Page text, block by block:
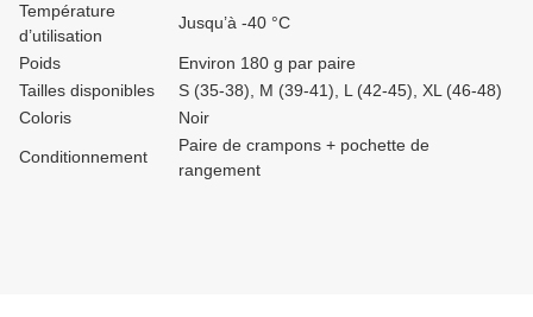
Température
d’utilisation
Jusqu’à -40 °C
Poids
Environ 180 g par paire
Tailles disponibles
S (35-38), M (39-41), L (42-45), XL (46-48)
Coloris
Noir
Conditionnement
Paire de crampons + pochette de
rangement